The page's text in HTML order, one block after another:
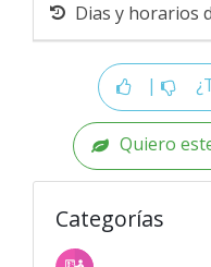
Dias y horarios
|
Quiero
Categorías